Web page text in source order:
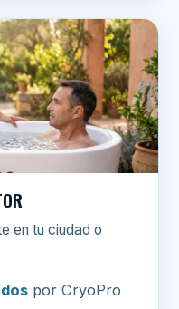
en tu ciudad o
por CryoPro